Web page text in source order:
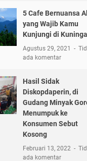
5 Cafe Bernuansa
yang Wajib Kamu
Kunjungi di
Agustus 29, 2021
ada komentar
Hasil Sidak
Diskopdaperin, di
Gudang Minyak
Menumpuk ke
Konsumen Sebut
Kosong
Februari 13, 2022
ada komentar